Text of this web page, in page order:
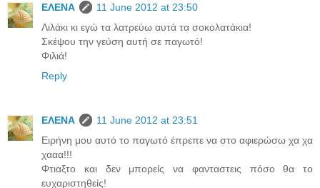
ΕΛΕΝΑ
11 June 2012 at 23:50
Λιλάκι κι εγώ τα λατρεύω αυτά τα σοκολατάκια!
Σκέψου την γεύση αυτή σε παγωτό!
Φιλιά!
Reply
ΕΛΕΝΑ
11 June 2012 at 23:51
Ειρήνη μου αυτό το παγωτό έπρεπε να στο αφιερώσω χα χα
χααα!!!
Φτιαξτο και δεν μπορείς να φανταστεις πόσο θα το
ευχαριστηθείς!